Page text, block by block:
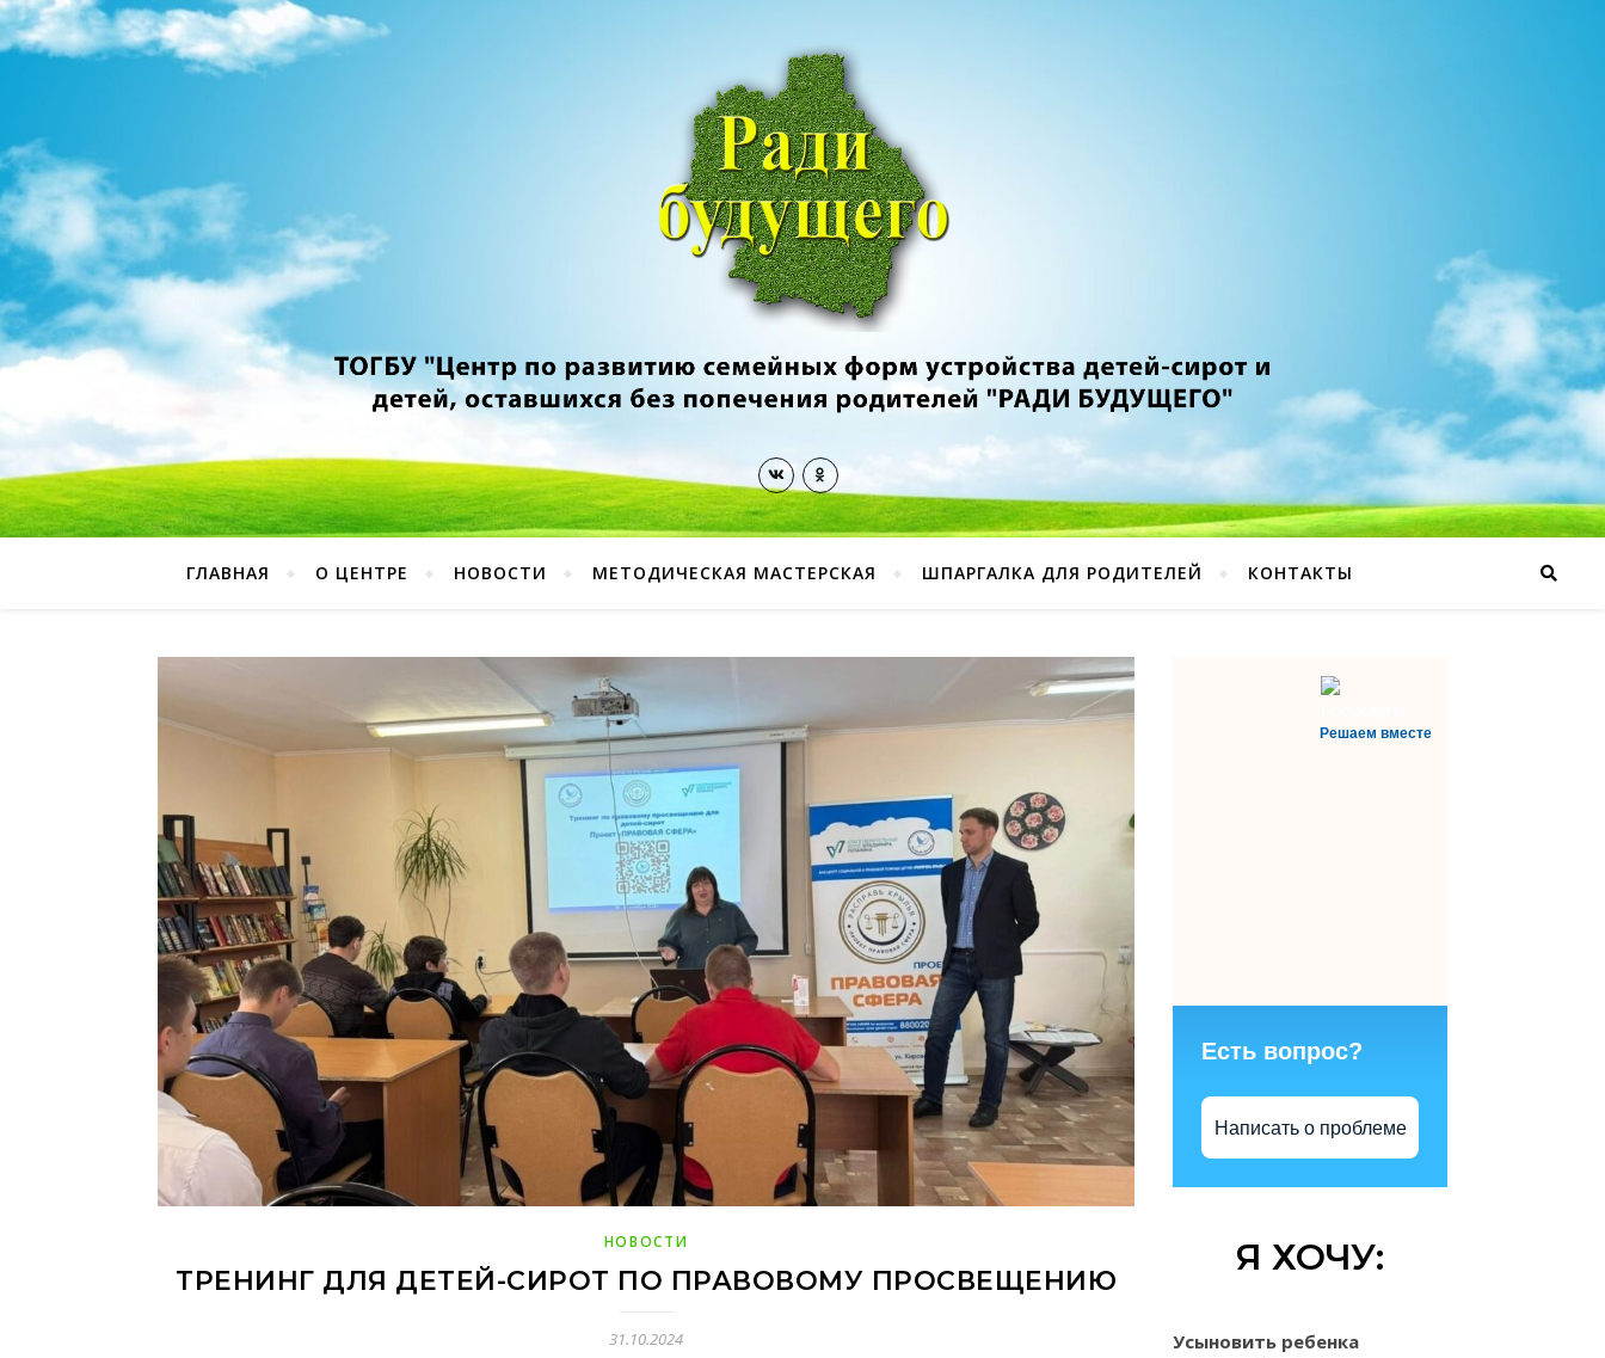
ГЛАВНАЯ О ЦЕНТРЕ НОВОСТИ МЕТОДИЧЕСКАЯ МАСТЕРСКАЯ ШПАРГАЛКА ДЛЯ РОДИТЕЛЕЙ КОНТАКТЫ
НОВОСТИ
ТРЕНИНГ ДЛЯ ДЕТЕЙ-СИРОТ ПО ПРАВОВОМУ ПРОСВЕЩЕНИЮ
31.10.2024
Решаем вместе
Есть вопрос?
Написать о проблеме
Я ХОЧУ:
Усыновить ребенка